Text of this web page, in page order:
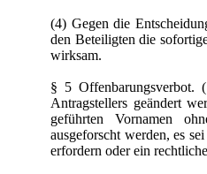
(4) Gegen die
den Beteiligten die
wirksam.
§ 5 Offenbarungsverbot.
Antragstellers geändert
geführten Vornamen
ausgeforscht werden, es
erfordern oder ein